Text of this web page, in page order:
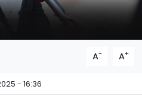
A- A+
- 16:36